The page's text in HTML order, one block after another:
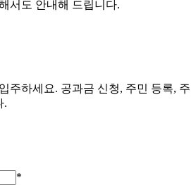
서도 안내해 드립니다.
주하세요. 공과금 신청, 주민 등록, 주
.
*